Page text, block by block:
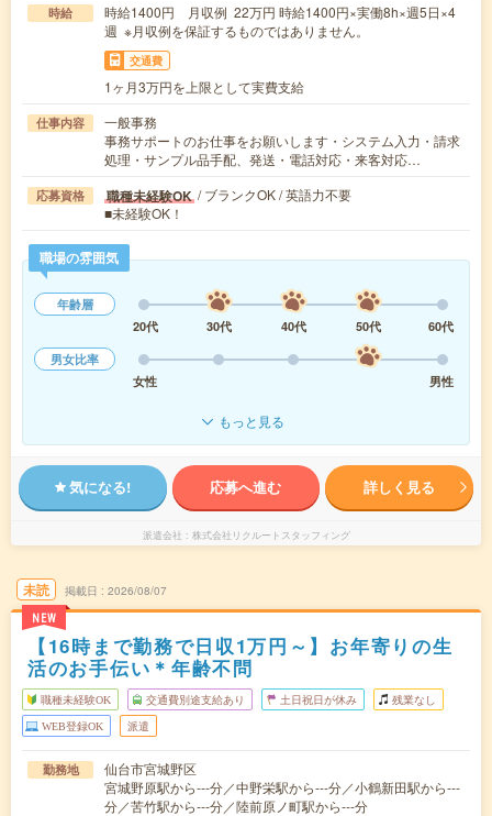
時給
時給1400円 月収例 22万円 時給1400円×実働8h×週5日×4
週 ※月収例を保証するものではありません。
交通費
1ヶ月3万円を上限として実費支給
仕事内容
一般事務
事務サポートのお仕事をお願いします・システム入力・請求
処理・サンプル品手配、発送・電話対応・来客対応…
応募資格 職種未経験OK / ブランクOK / 英語力不要
■未経験OK！
職場の雰囲気
年齢層
20代
30代 40代 50代
60代
男女比率
女性
男性
もっと見る
気になる! 応募へ進む 詳しく見る
派遣会社 株式会社リクルートスタッフィング
未読
NEW
掲載日 2026/08/07
【16時まで勤務で日収1万円～】お年寄りの生
活のお手伝い＊年齢不問
職種未経験OK 交通費別途支給あり 土日祝日が休み 残業なし
WEB登録OK 派遣
勤務地
仙台市宮城野区
宮城野原駅から---分／中野栄駅から---分／小鶴新田駅から---
分／苦竹駅から---分／陸前原ノ町駅から---分